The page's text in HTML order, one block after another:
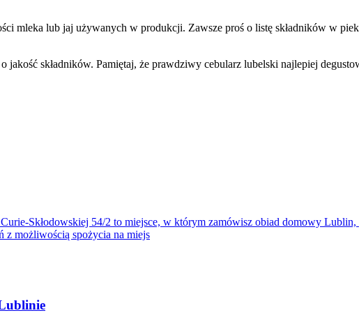
mleka lub jaj używanych w produkcji. Zawsze proś o listę składników w
składników. Pamiętaj, że prawdziwy cebularz lubelski najlepiej
Skłodowskiej 54/2 to miejsce, w którym zamówisz obiad domowy
z możliwością spożycia na miejs